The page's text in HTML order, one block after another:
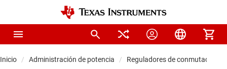
Inicio Administración de potencia Reguladores de conmutación